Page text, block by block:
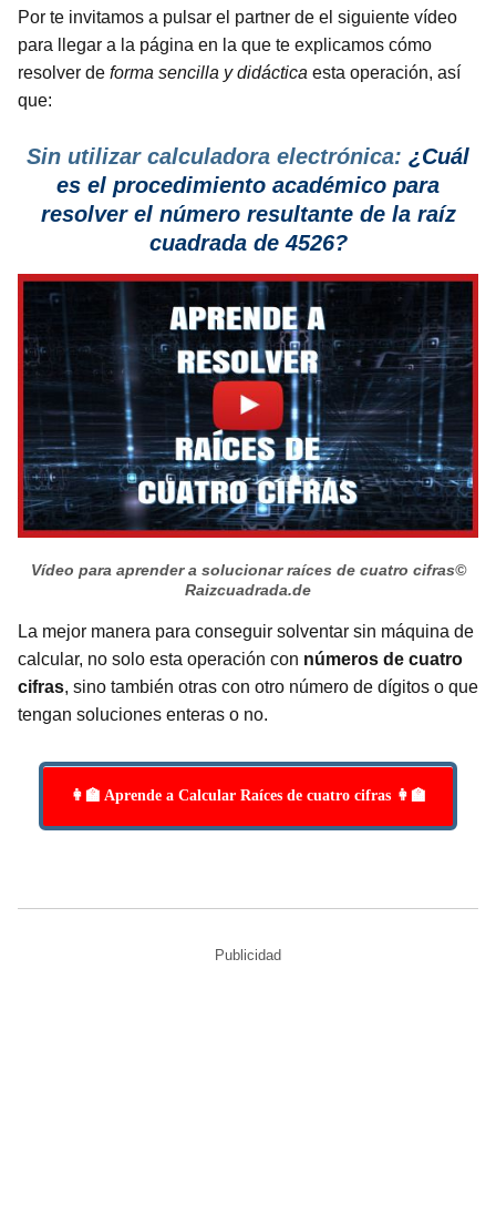
Por te invitamos a pulsar el partner de el siguiente vídeo
para llegar a la página en la que te explicamos cómo
resolver de forma sencilla y didáctica esta operación, así
que:
Sin utilizar calculadora electrónica: ¿Cuál
es el procedimiento académico para
resolver el número resultante de la raíz
cuadrada de 4526?
Vídeo para aprender a solucionar raíces de cuatro cifras©
Raizcuadrada.de
La mejor manera para conseguir solventar sin máquina de
calcular, no solo esta operación con números de cuatro
cifras, sino también otras con otro número de dígitos o que
tengan soluciones enteras o no.
👩‍🏫 Aprende a Calcular Raíces de cuatro cifras 👩‍🏫
Publicidad